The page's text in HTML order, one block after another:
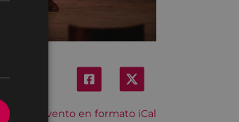
el evento en formato iCal